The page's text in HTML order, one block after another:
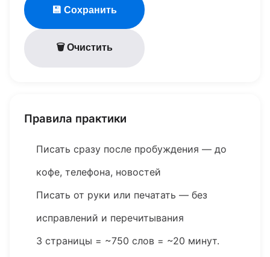
💾 Сохранить
🗑 Очистить
Правила практики
Писать сразу после пробуждения — до
кофе, телефона, новостей
Писать от руки или печатать — без
исправлений и перечитывания
3 страницы = ~750 слов = ~20 минут.